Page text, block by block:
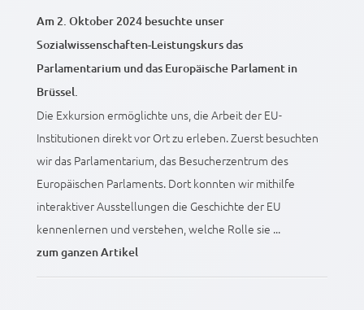
Am 2. Oktober 2024 besuchte unser
Sozialwissenschaften-Leistungskurs das
Parlamentarium und das Europäische Parlament in
Brüssel.
Die Exkursion ermöglichte uns, die Arbeit der EU-
Institutionen direkt vor Ort zu erleben. Zuerst besuchten
wir das Parlamentarium, das Besucherzentrum des
Europäischen Parlaments. Dort konnten wir mithilfe
interaktiver Ausstellungen die Geschichte der EU
kennenlernen und verstehen, welche Rolle sie ...
zum ganzen Artikel